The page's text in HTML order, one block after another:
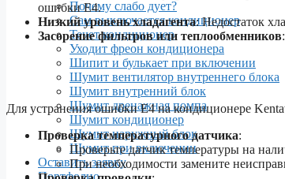
Почему слабо дует?
Сам выключается кондиционер
Течет кондиционер
Уходит фреон кондиционера
Шипит и булькает при включении
Шумит вентилятор внутреннего блока
Шумит внутренний блок
Шумит дренажная помпа
Шумит кондиционер
Шумит наружный блок
Шумит при включении
Оставить заявку
ошибки E4.
Низкий уровень хладагента: Недостаток
Засорение фильтров или теплообменников
Для устранения ошибки E4 на кондиционере
Проверка температурного датчика:
Проверьте датчик температуры на
При необходимости замените